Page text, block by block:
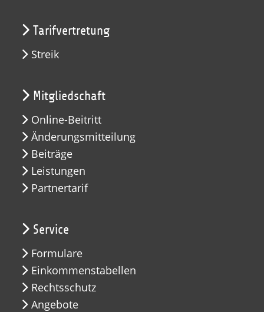
Tarifvertretung
Streik
Mitgliedschaft
Online-Beitritt
Änderungsmitteilung
Beiträge
Leistungen
Partnertarif
Service
Formulare
Einkommenstabellen
Rechtsschutz
Angebote